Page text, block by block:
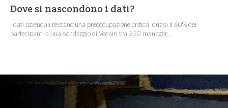
Dove si nascondono i dati?
I dati aziendali restano una preoccupazione critica: quasi il 60% dei
partecipanti a una sondaggio di Veeam tra 250 manager...